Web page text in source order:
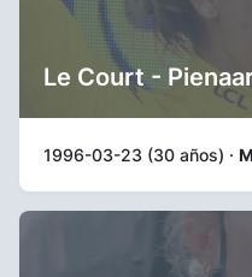
Le Court -
1996-03-23 (30 años) ·